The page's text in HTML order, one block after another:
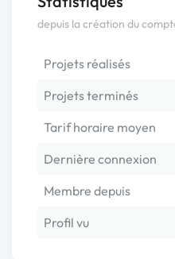
depuis la création du
Projets réalisés
Projets terminés
Tarif horaire moyen
Dernière connexion
Membre depuis
Profil vu